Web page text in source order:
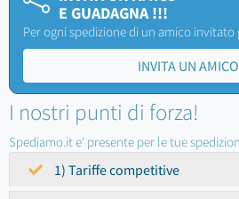
E GUADAGNA !!!
Per ogni spedizione di un amico invitato
INVITA UN AMICO
I nostri punti di forza!
Spediamo.it e' presente per le tue
1) Tariffe competitive